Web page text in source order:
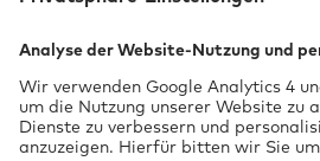
70567 Stuttgart
FON 0711 97676-0
MAIL info@gtue.de